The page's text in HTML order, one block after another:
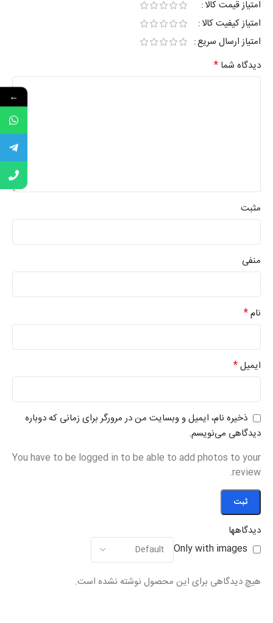
دیدگاهها
Only with images
هیچ دیدگاهی برای این محصول نوشته نشده است.
امتیاز قیمت کالا
امتیاز کیفیت کالا
امتیاز ارسال سریع
دیدگاه شما *
مثبت
منفی
نام*
ایمیل*
ذخیره نام، ایمیل و وبسایت من در مرورگر برای زمانی که دوباره
دیدگاهی می‌نویسم.
You have to be logged in to be able to add photos to your
review.
←